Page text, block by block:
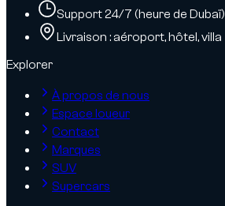
Support 24/7 (heure de Dubaï)
Livraison : aéroport, hôtel, villa
Explorer
À propos de nous
Espace loueur
Contact
Marques
SUV
Supercars